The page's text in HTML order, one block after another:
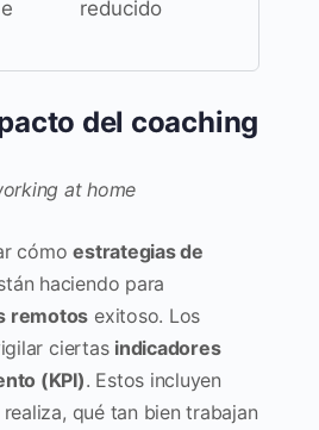
reducido
del coaching
cómoestrategias de
haciendo para
remotos exitoso. Los
ciertas indicadores
(KPI). Estos incluyen
qué tan bien trabajan